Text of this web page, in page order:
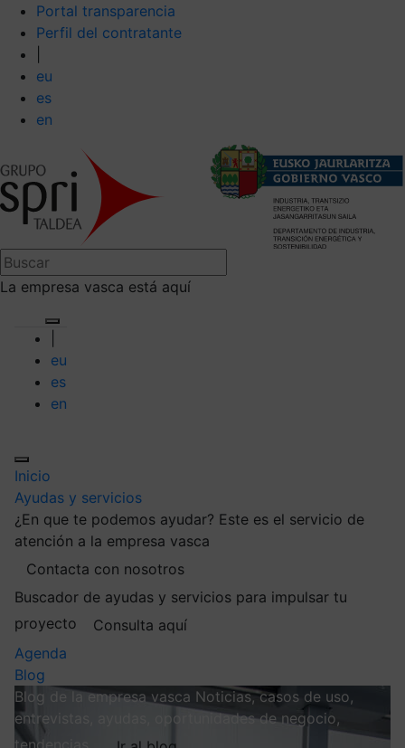
Portal transparencia
Perfil del contratante
eu
es
en
La empresa vasca está aquí
eu
es
en
Inicio
Ayudas y servicios
¿En que te podemos ayudar? Este es el servicio de
atención a la empresa vasca
Contacta con nosotros
Buscador de ayudas y servicios para impulsar tu
proyecto
Consulta aquí
Agenda
Blog
Blog de la empresa vasca Noticias, casos de uso,
entrevistas, ayudas, oportunidades de negocio,
tendencias…